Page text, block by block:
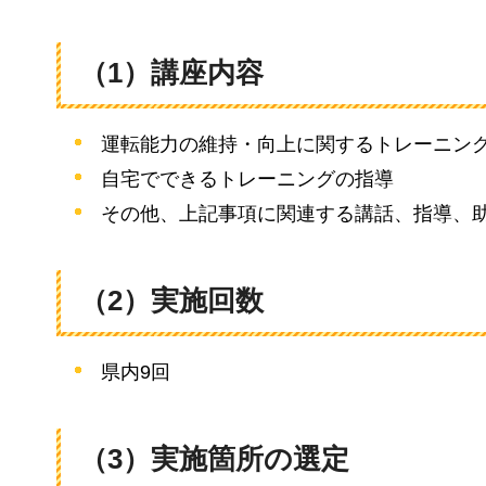
（1）講座内容
運転能力の維持・向上に関するトレーニン
自宅でできるトレーニングの指導
その他、上記事項に関連する講話、指導、
（2）実施回数
県内9回
（3）実施箇所の選定